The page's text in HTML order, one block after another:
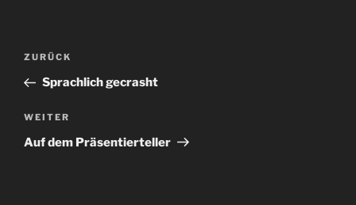
Beitragsnavigation
Vorheriger
Beitrag
ZURÜCK
Sprachlich gecrasht
Nächster
Beitrag
WEITER
Auf dem Präsentierteller